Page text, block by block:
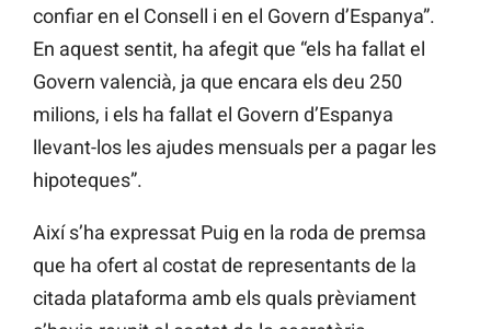
confiar en el Consell i en el Govern d’Espanya”.
En aquest sentit, ha afegit que “els ha fallat el
Govern valencià, ja que encara els deu 250
milions, i els ha fallat el Govern d’Espanya
llevant-los les ajudes mensuals per a pagar les
hipoteques”.
Així s’ha expressat Puig en la roda de premsa
que ha ofert al costat de representants de la
citada plataforma amb els quals prèviament